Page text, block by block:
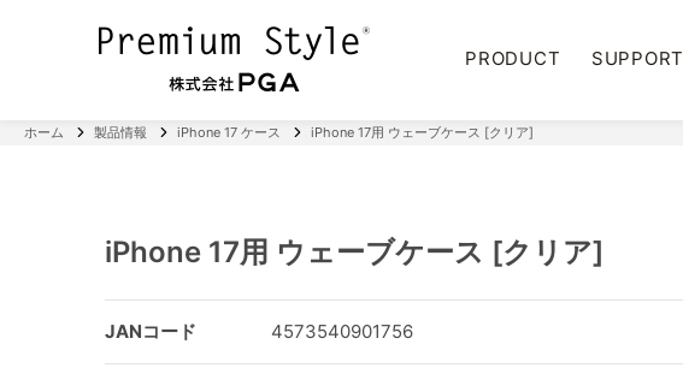
PRODUCT SUPPORT
ホーム 製品情報 iPhone 17 ケース iPhone 17用 ウェーブケース [クリア]
iPhone 17用 ウェーブケース [クリア]
JANコード 4573540901756